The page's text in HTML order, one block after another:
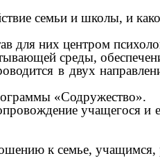
семьи и школы, и
них центром
среды,
в двух
«Содружество».
учащегося и
к семье, учащимся,